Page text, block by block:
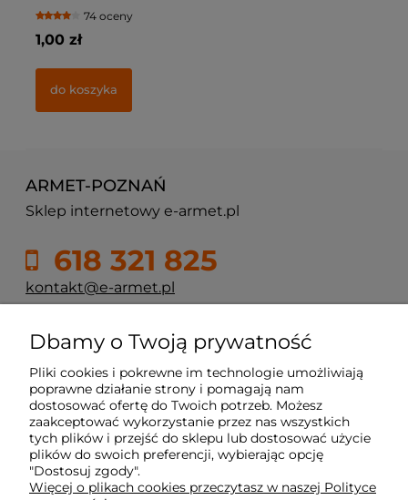
74 oceny
1,00 zł
do koszyka
ARMET-POZNAŃ
Sklep internetowy e-armet.pl
618 321 825
kontakt@e-armet.pl
ul. Reglowa 13
60-113 Poznań
Moje konto
Płatność i dostawa
Dbamy o Twoją prywatność
Pliki cookies i pokrewne im technologie umożliwiają
poprawne działanie strony i pomagają nam
dostosować ofertę do Twoich potrzeb. Możesz
zaakceptować wykorzystanie przez nas wszystkich
tych plików i przejść do sklepu lub dostosować użycie
plików do swoich preferencji, wybierając opcję
"Dostosuj zgody".
Więcej o plikach cookies przeczytasz w naszej Polityce